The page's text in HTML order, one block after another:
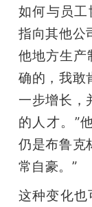
如何与员
指向其他公
他地方生产
确的，我敢
一步增长，
的人才。”
仍是布鲁克
常自豪。”
这种变化